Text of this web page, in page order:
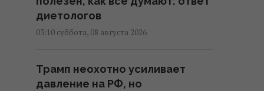
диетологов
03:10 суббота, 08 августа 2026
Трамп неохотно усиливает
давление на РФ, но